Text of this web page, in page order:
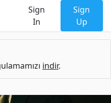
Sign
In
Sign
Up
indir.